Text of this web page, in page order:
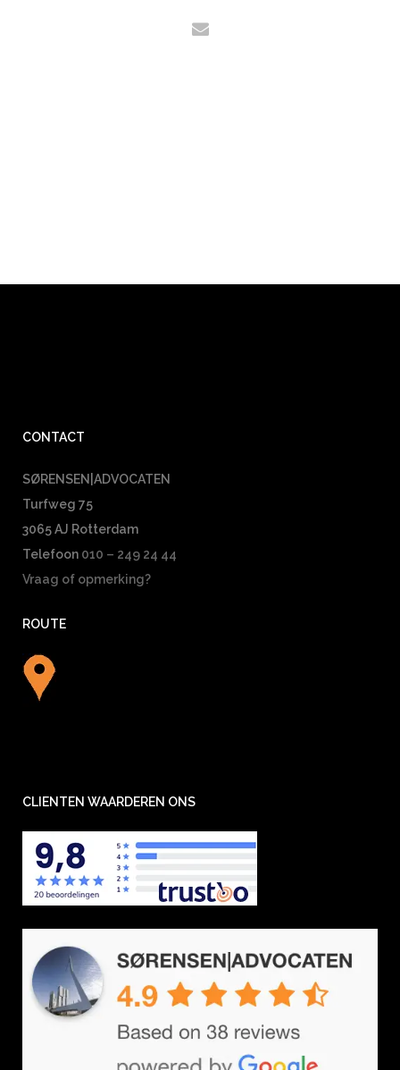
CONTACT
SØRENSEN|ADVOCATEN
Turfweg 75
3065 AJ Rotterdam
Telefoon 010 – 249 24 44
Vraag of opmerking?
ROUTE
CLIENTEN WAARDEREN ONS